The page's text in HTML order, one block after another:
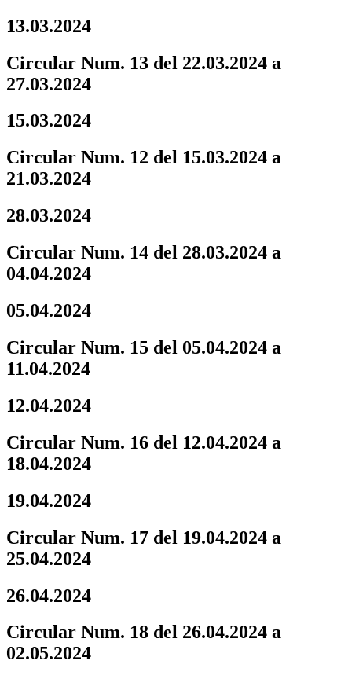
13.03.2024
Circular Num. 13 del 22.03.2024 a
27.03.2024
15.03.2024
Circular Num. 12 del 15.03.2024 a
21.03.2024
28.03.2024
Circular Num. 14 del 28.03.2024 a
04.04.2024
05.04.2024
Circular Num. 15 del 05.04.2024 a
11.04.2024
12.04.2024
Circular Num. 16 del 12.04.2024 a
18.04.2024
19.04.2024
Circular Num. 17 del 19.04.2024 a
25.04.2024
26.04.2024
Circular Num. 18 del 26.04.2024 a
02.05.2024